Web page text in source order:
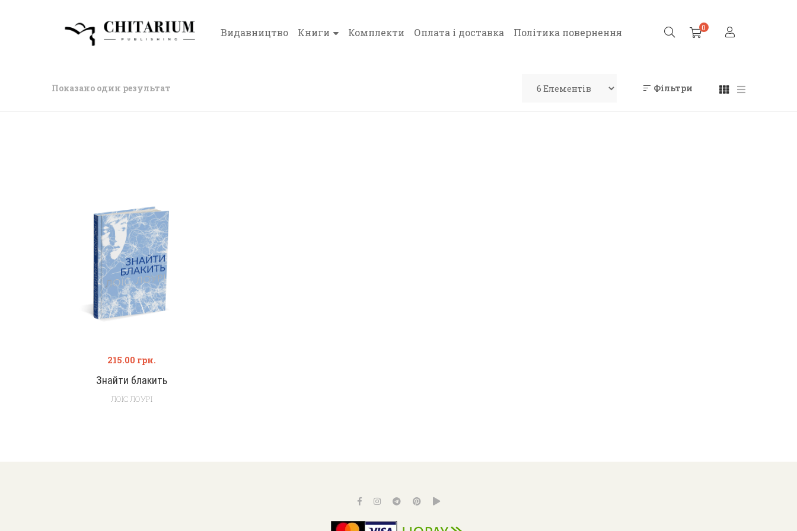
Видавництво Книги Комплекти Оплата і доставка Політика повернення 0
Показано один результат Фільтри
Знайти блакить
215.00 грн.
ЛОЇС ЛОУРІ